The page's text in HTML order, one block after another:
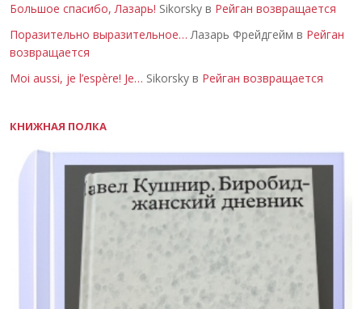
Большое спасибо, Лазарь! Sikorsky в Рейган возвращается
Поразительно выразительное… Лазарь Фрейдгейм в Рейган
возвращается
Moi aussi, je l’espère! Je… Sikorsky в Рейган возвращается
КНИЖНАЯ ПОЛКА